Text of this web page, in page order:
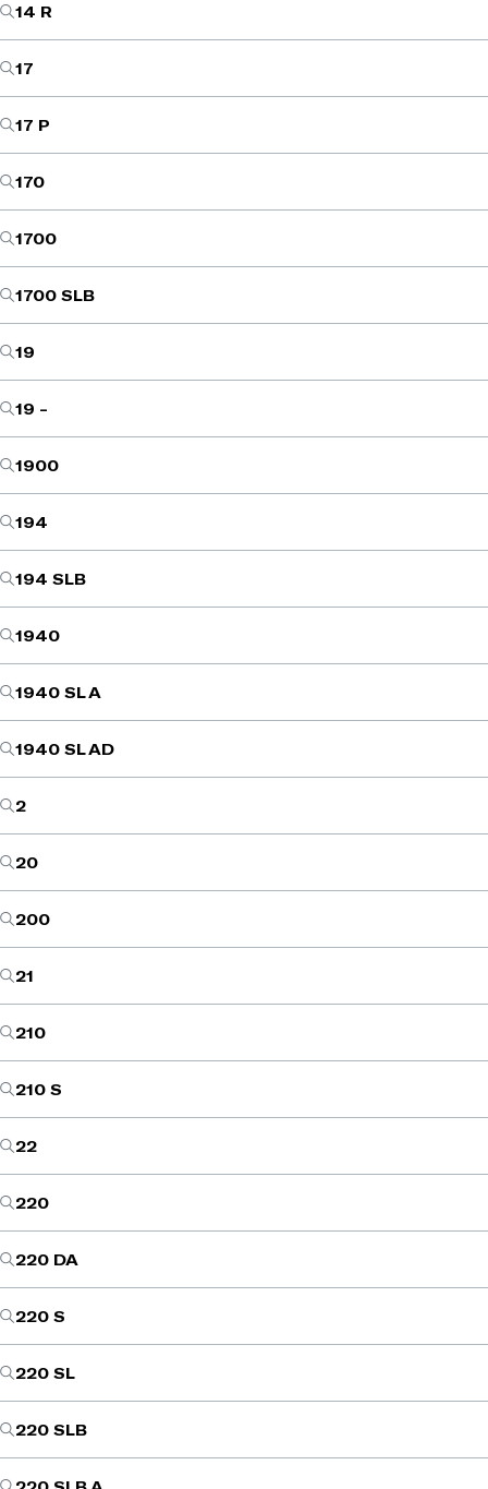
14 R
17
17 P
170
1700
1700 SLB
19
19 -
1900
194
194 SLB
1940
1940 SL A
1940 SL AD
2
20
200
21
210
210 S
22
220
220 DA
220 S
220 SL
220 SLB